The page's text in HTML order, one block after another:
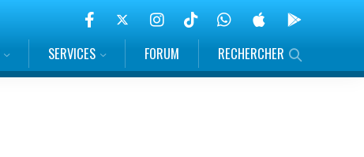
SERVICES FORUM RECHERCHER